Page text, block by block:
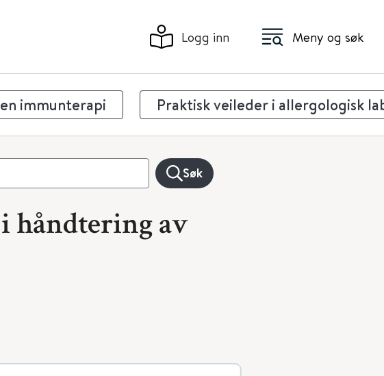
Logg inn Meny og søk
immunterapi Praktisk veileder i allergologisk
Søk
håndtering av